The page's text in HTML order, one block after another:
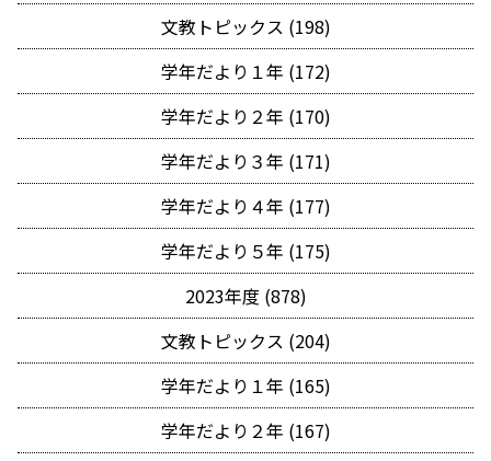
文教トピックス (198)
学年だより１年 (172)
学年だより２年 (170)
学年だより３年 (171)
学年だより４年 (177)
学年だより５年 (175)
2023年度 (878)
文教トピックス (204)
学年だより１年 (165)
学年だより２年 (167)